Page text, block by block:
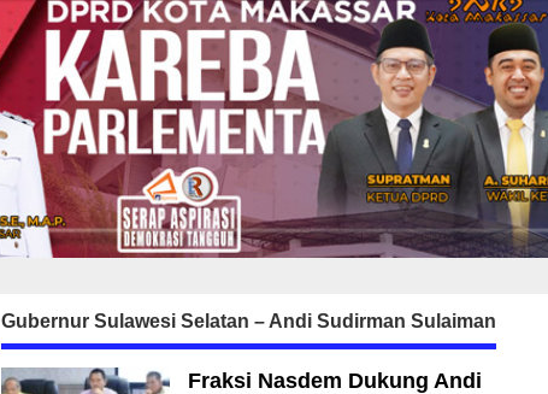
Gubernur Sulawesi Selatan – Andi Sudirman Sulaiman
Fraksi Nasdem Dukung Andi